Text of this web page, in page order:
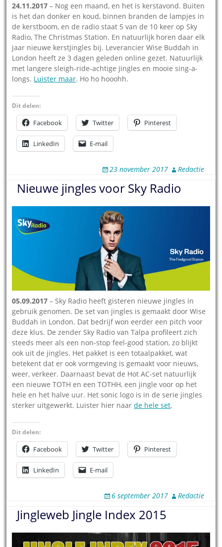
24.11.2017 – Nog een maand, en het is kerstavond. Buiten
is het dan donker en koud, binnen branden de lampjes in
de kerstboom, en de radio staat 5 van de 10 keer op Sky
Radio, The Christmas Station. En natuurlijk horen daar elk
jaar nieuwe kerstjingles bij. Leverancier Wise Buddah in
London heeft ze 3 dagen geleden online gezet. Natuurlijk
met langere sleigh-ride-achtige jingles en mooie sing-a-
longs. Luister maar. Ho ho hooohh.
Dit delen:
Facebook Twitter Pinterest
LinkedIn E-mail
23 november 2017 Redactie
Nieuwe jingles voor Sky Radio
05.09.2017 – Sky Radio heeft gisteren nieuwe jingles in
gebruik genomen. De set van jingles is gemaakt door Wise
Buddah in London. Dat bedrijf won eerder een pitch voor
deze klus. De zender Sky Radio van Talpa profileert zich
steeds meer als een non-stop feel-good station, zo blijkt
ook uit de jingles. Het pakket is een totaalpakket, wat
betekent dat er ook vormgeving is gemaakt voor nieuws,
weer, verkeer. Daarnaast bevat de Hot AC-set natuurlijk
een nieuwe TOTH en een TOTHH, een jingle voor op het
hele en het halve uur. Het sonic logo is in de serie jingles
sterker uitgewerkt. Luister hier naarde hele set.
Dit delen:
Facebook Twitter Pinterest
LinkedIn E-mail
6 september 2017 Redactie
Jingleweb Jingle Index 2015